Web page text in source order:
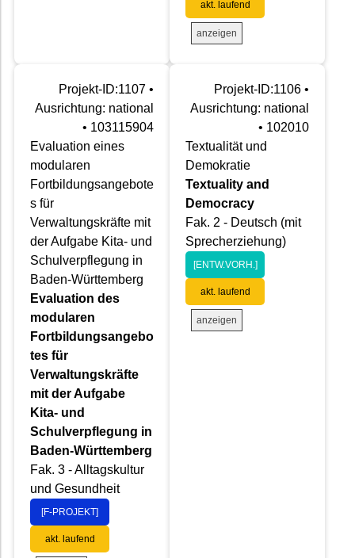
akt. laufend
anzeigen
Projekt-ID:1107 •
Ausrichtung: national
• 103115904
Evaluation eines
modularen
Fortbildungsangebote
s für
Verwaltungskräfte mit
der Aufgabe Kita- und
Schulverpflegung in
Baden-Württemberg
Evaluation des
modularen
Fortbildungsangebo
tes für
Verwaltungskräfte
mit der Aufgabe
Kita- und
Schulverpflegung in
Baden-Württemberg
Fak. 3 - Alltagskultur
und Gesundheit
[F-PROJEKT]
akt. laufend
Projekt-ID:1106 •
Ausrichtung: national
• 102010
Textualität und
Demokratie
Textuality and
Democracy
Fak. 2 - Deutsch (mit
Sprecherziehung)
[ENTW.VORH.]
akt. laufend
anzeigen